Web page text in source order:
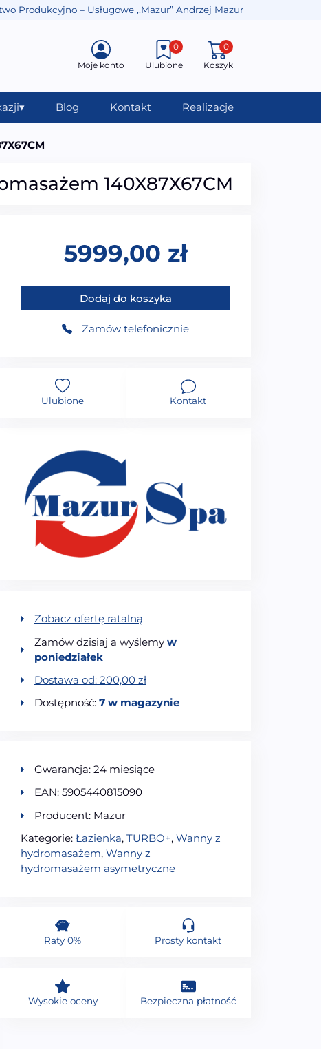
Produkcyjno – Usługowe ,,Mazur” Andrzej Mazur
Moje konto Ulubione
0
Koszyk
0
▾ Blog Kontakt Realizacje
140X87X67CM
5999,00 zł
ilość MO-1683 TURBO+ PRAWA Wanna łazienkowa SPA
Dodaj do koszyka
Zamów telefonicznie
Ulubione Kontakt
Zobacz ofertę ratalną
Zamów dzisiaj a wyślemy w
poniedziałek
Dostawa od: 200,00 zł
Dostępność: 7 w magazynie
Gwarancja: 24 miesiące
EAN: 5905440815090
Producent: Mazur
Kategorie: Łazienka, TURBO+, Wanny z
hydromasażem, Wanny z
hydromasażem asymetryczne
Raty 0% Prosty kontakt
Wysokie oceny Bezpieczna płatność